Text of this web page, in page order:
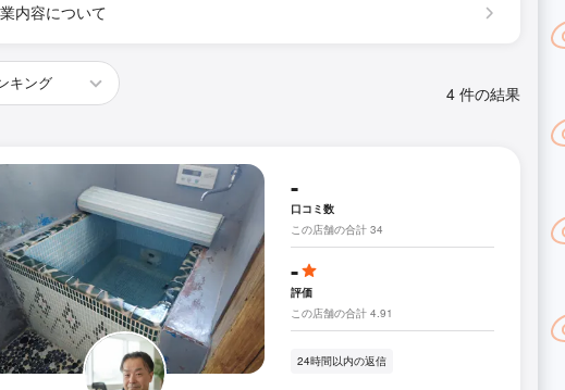
内容について
4 件の結果
-
口コミ数
この店舗の合計 34
-
評価
この店舗の合計 4.91
24時間以内の返信